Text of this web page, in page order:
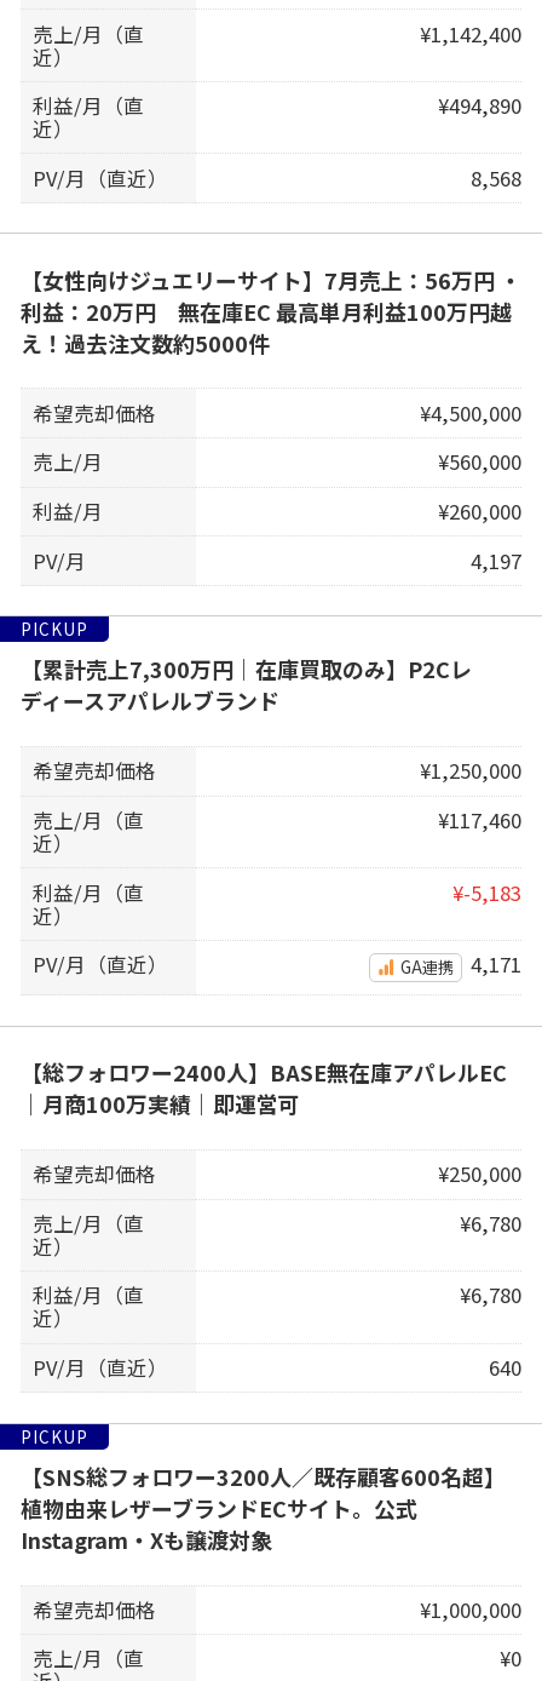
売上/月（直
近）
¥1,142,400
利益/月（直
近）
¥494,890
PV/月（直近） 8,568
【女性向けジュエリーサイト】7月売上：56万円 ・
利益：20万円 無在庫EC 最高単月利益100万円越
え！過去注文数約5000件
希望売却価格
¥4,500,000
売上/月
¥560,000
利益/月
¥260,000
PV/月
4,197
PICKUP
【累計売上7,300万円｜在庫買取のみ】P2Cレ
ディースアパレルブランド
希望売却価格
¥1,250,000
売上/月（直
近）
¥117,460
利益/月（直
近）
¥-5,183
PV/月（直近） GA連携 4,171
【総フォロワー2400人】BASE無在庫アパレルEC
｜月商100万実績｜即運営可
希望売却価格
¥250,000
売上/月（直
近）
¥6,780
利益/月（直
近）
¥6,780
PV/月（直近） 640
PICKUP
【SNS総フォロワー3200人／既存顧客600名超】
植物由来レザーブランドECサイト。公式
Instagram・Xも譲渡対象
希望売却価格
¥1,000,000
売上/月（直
¥0